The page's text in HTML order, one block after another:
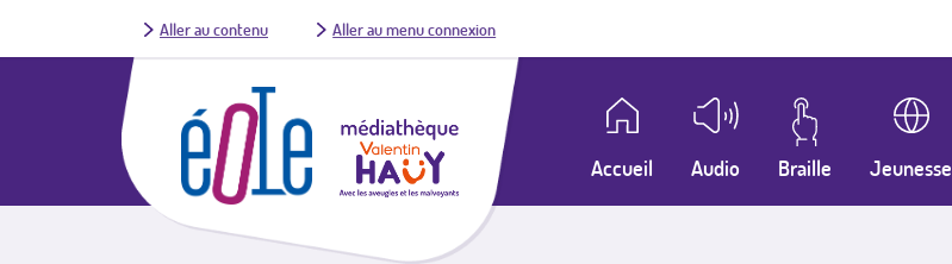
Aller au contenu Aller au menu connexion
Accueil Audio Braille Jeunesse